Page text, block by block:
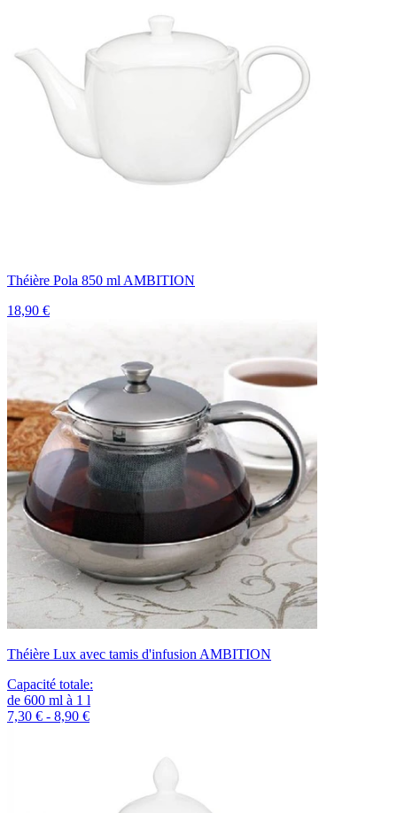
Théière Pola 850 ml AMBITION
18,90 €
Théière Lux avec tamis d'infusion AMBITION
Capacité totale:
de 600 ml à 1 l
7,30 € - 8,90 €